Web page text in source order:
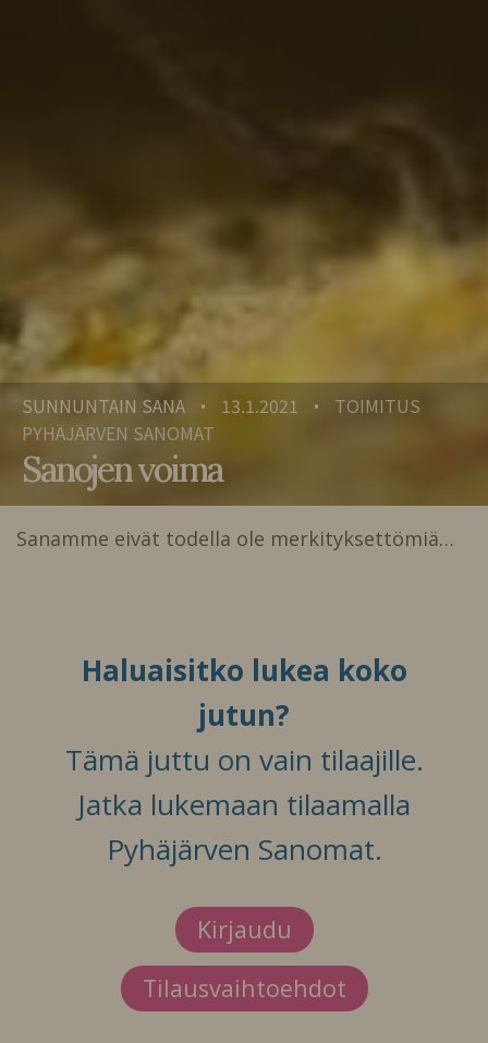
SUNNUNTAIN SANA • 13.1.2021 •
TOIMITUS
PYHÄJÄRVEN SANOMAT
Sanojen voima
Sanamme eivät todella ole merkityksettömiä…
Haluaisitko lukea koko
jutun?
Tämä juttu on vain tilaajille.
Jatka lukemaan tilaamalla
Pyhäjärven Sanomat.
Kirjaudu
Tilausvaihtoehdot